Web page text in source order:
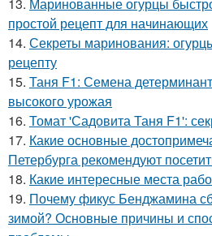
простой рецепт для начинающих
14. Секреты маринования:
рецепту
15. Таня F1: Семена
высокого урожая
16. Томат 'Садовита Таня F1':
17. Какие основные
Петербурга рекомендуют
18. Какие интересные места
19. Почему фикус Бенджамина
зимой? Основные причины и